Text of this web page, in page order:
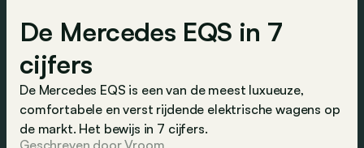
De Mercedes EQS in 7
cijfers
De Mercedes EQS is een van de meest luxueuze,
comfortabele en verst rijdende elektrische wagens op
de markt. Het bewijs in 7 cijfers.
Geschreven door Vroom